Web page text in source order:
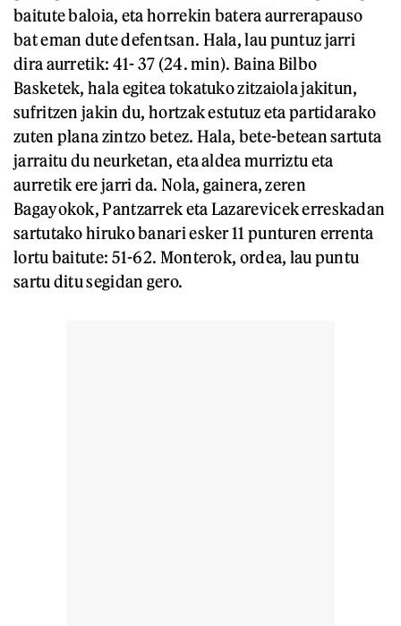
baitute baloia, eta horrekin batera aurrerapauso
bat eman dute defentsan. Hala, lau puntuz jarri
dira aurretik: 41- 37 (24. min). Baina Bilbo
Basketek, hala egitea tokatuko zitzaiola jakitun,
sufritzen jakin du, hortzak estutuz eta partidarako
zuten plana zintzo betez. Hala, bete-betean sartuta
jarraitu du neurketan, eta aldea murriztu eta
aurretik ere jarri da. Nola, gainera, zeren
Bagayokok, Pantzarrek eta Lazarevicek erreskadan
sartutako hiruko banari esker 11 punturen errenta
lortu baitute: 51-62. Monterok, ordea, lau puntu
sartu ditu segidan gero.